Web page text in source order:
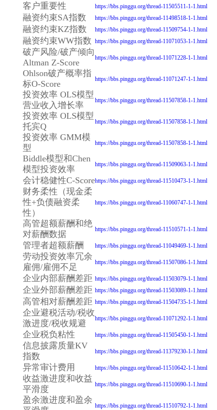
客户重要性 https://bbs.pinggu.org/thread-11505511-1-1.html
融资约束SA指数 https://bbs.pinggu.org/thread-11498518-1-1.html
融资约束KZ指数 https://bbs.pinggu.org/thread-11509754-1-1.html
融资约束WW指数 https://bbs.pinggu.org/thread-11071053-1-1.html
破产风险/破产倾向
Altman Z-Score
https://bbs.pinggu.org/thread-11071228-1-1.html
Ohlson破产概率指
标O-Score
https://bbs.pinggu.org/thread-11071247-1-1.html
投资效率 OLS模型
营业收入增长率
https://bbs.pinggu.org/thread-11507858-1-1.html
投资效率 OLS模型
托宾Q
https://bbs.pinggu.org/thread-11507858-1-1.html
投资效率 GMM模
型
https://bbs.pinggu.org/thread-11507858-1-1.html
Biddle模型和Chen
模型投资效率
https://bbs.pinggu.org/thread-11509063-1-1.html
会计稳健性C-Scorehttps://bbs.pinggu.org/thread-11510473-1-1.html
财务柔性（现金柔
性+负债融资柔
性）
https://bbs.pinggu.org/thread-11060747-1-1.html
高管超额薪酬和绝
对薪酬数据
https://bbs.pinggu.org/thread-11510571-1-1.html
管理者超额薪酬 https://bbs.pinggu.org/thread-11049469-1-1.html
劳动投资效率冗余
雇佣/雇佣不足
https://bbs.pinggu.org/thread-11507086-1-1.html
企业内部薪酬差距 https://bbs.pinggu.org/thread-11503079-1-1.html
企业外部薪酬差距 https://bbs.pinggu.org/thread-11503089-1-1.html
高管相对薪酬差距 https://bbs.pinggu.org/thread-11504735-1-1.html
企业避税活动/税收
激进度/税收规避
https://bbs.pinggu.org/thread-11071292-1-1.html
企业税负粘性 https://bbs.pinggu.org/thread-11505450-1-1.html
信息披露质量KV
指数
https://bbs.pinggu.org/thread-11379230-1-1.html
异常审计费用 https://bbs.pinggu.org/thread-11510642-1-1.html
收益激进度和收益
平滑度
https://bbs.pinggu.org/thread-11510690-1-1.html
盈余激进度和盈余
https://bbs.pinggu.org/thread-11510792-1-1.html